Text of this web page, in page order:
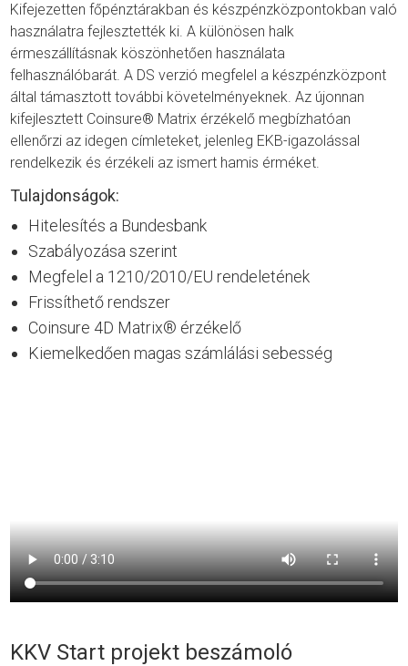
Kifejezetten főpénztárakban és készpénzközpontokban való
használatra fejlesztették ki. A különösen halk
érmeszállításnak köszönhetően használata
felhasználóbarát. A DS verzió megfelel a készpénzközpont
által támasztott további követelményeknek. Az újonnan
kifejlesztett Coinsure® Matrix érzékelő megbízhatóan
ellenőrzi az idegen címleteket, jelenleg EKB-igazolással
rendelkezik és érzékeli az ismert hamis érméket.
Tulajdonságok:
Hitelesítés a Bundesbank
Szabályozása szerint
Megfelel a 1210/2010/EU rendeletének
Frissíthető rendszer
Coinsure 4D Matrix® érzékelő
Kiemelkedően magas számlálási sebesség
KKV Start projekt beszámoló